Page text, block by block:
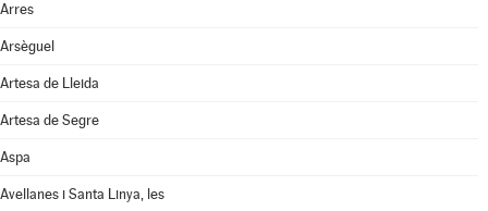
Arres
Arsèguel
Artesa de Lleida
Artesa de Segre
Aspa
Avellanes i Santa Linya, les